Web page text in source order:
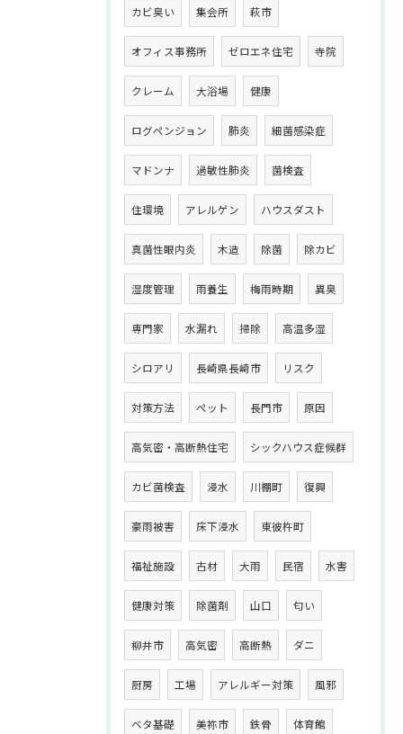
カビ臭い 集会所 萩市
オフィス事務所 ゼロエネ住宅 寺院
クレーム 大浴場 健康
ログペンジョン 肺炎 細菌感染症
マドンナ 過敏性肺炎 菌検査
住環境 アレルゲン ハウスダスト
真菌性眼内炎 木造 除菌 除カビ
湿度管理 雨養生 梅雨時期 異臭
専門家 水漏れ 掃除 高温多湿
シロアリ 長崎県長崎市 リスク
対策方法 ペット 長門市 原因
高気密・高断熱住宅 シックハウス症候群
カビ菌検査 浸水 川棚町 復興
豪雨被害 床下浸水 東彼杵町
福祉施設 古材 大雨 民宿 水害
健康対策 除菌剤 山口 匂い
柳井市 高気密 高断熱 ダニ
厨房 工場 アレルギー対策 風邪
ベタ基礎 美祢市 鉄骨 体育館